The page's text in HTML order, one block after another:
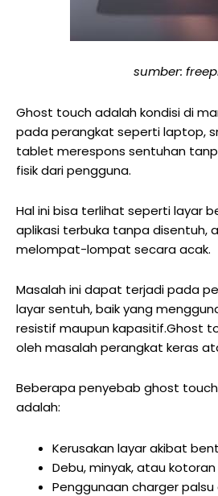
sumber:
Ghost touch adalah kondisi di
pada perangkat seperti laptop,
tablet merespons sentuhan
fisik dari pengguna.
Hal ini bisa terlihat seperti layar
aplikasi terbuka tanpa disentuh,
melompat-lompat secara acak.
Masalah ini dapat terjadi pada
layar sentuh, baik yang
resistif maupun kapasitif.Ghost
oleh masalah perangkat keras
Beberapa penyebab ghost
adalah:
Kerusakan layar akibat
Debu, minyak, atau
Penggunaan charger